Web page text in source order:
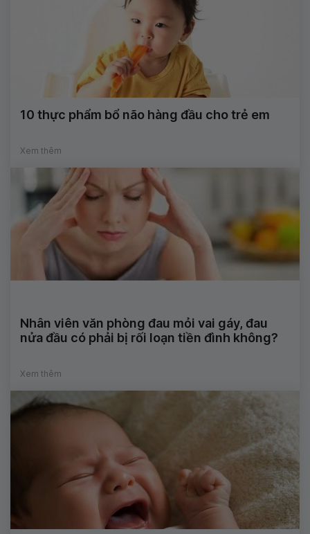
10 thực phẩm bổ não hàng đầu cho trẻ em
Xem thêm
Nhân viên văn phòng đau mỏi vai gáy, đau
nửa đầu có phải bị rối loạn tiền đình không?
Xem thêm